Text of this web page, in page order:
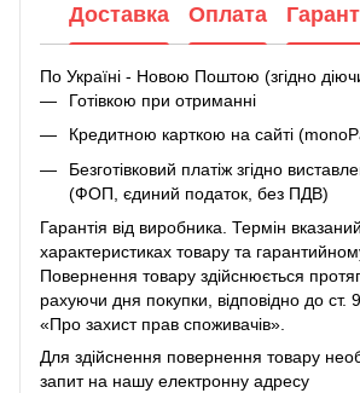
Доставка Оплата
По Україні - Новою Поштою (згідно
Готівкою при отриманні
Кредитною карткою на сайті
Безготівковий платіж згідно
(ФОП, єдиний податок, без ПДВ)
Гарантія від виробника. Термін
характеристиках товару та
Повернення товару здійснюється
рахуючи дня покупки, відповідно до ст.
«Про захист прав споживачів».
Для здійснення повернення товару
запит на нашу електронну адресу